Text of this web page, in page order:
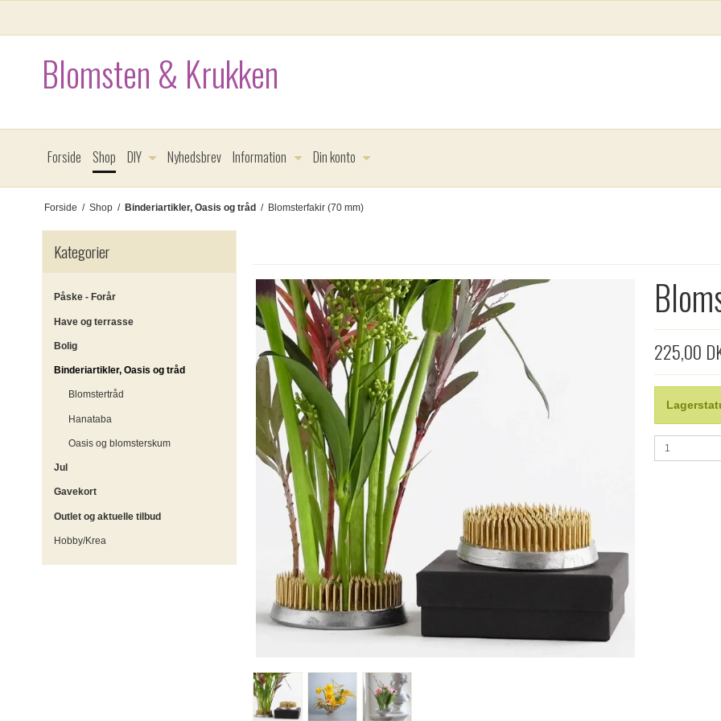
Blomsten & Krukken
Forside Shop DIY Nyhedsbrev Information Din konto
Forside / Shop / Binderiartikler, Oasis og tråd / Blomsterfakir (70 mm)
Kategorier
Påske - Forår
Have og terrasse
Bolig
Binderiartikler, Oasis og tråd
Blomstertråd
Hanataba
Oasis og blomsterskum
Jul
Gavekort
Outlet og aktuelle tilbud
Hobby/Krea
225,00